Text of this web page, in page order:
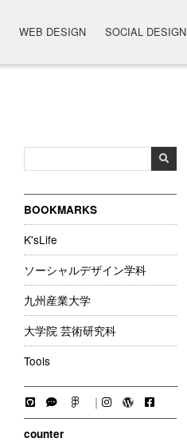
WEB DESIGN SOCIAL DESIGN
BOOKMARKS
K'sLife
ソーシャルデザイン学科
九州産業大学
大学院 芸術研究科
Tools
｜
counter